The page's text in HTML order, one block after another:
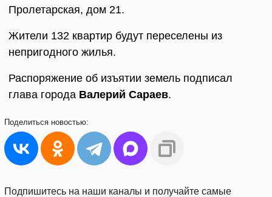
Пролетарская, дом 21.
Жители 132 квартир будут переселены из
непригодного жилья.
Распоряжение об изъятии земель подписал
глава города Валерий Сараев.
Поделиться новостью:
Подпишитесь на наши каналы и получайте самые